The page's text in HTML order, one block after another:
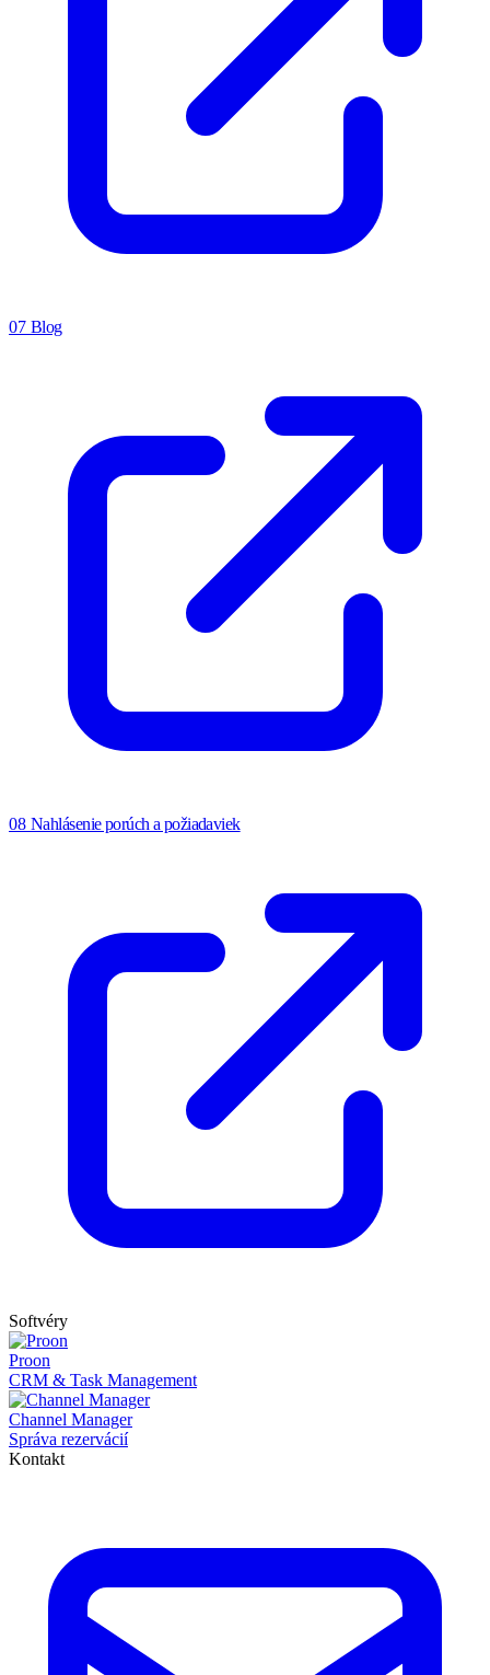
07 Blog
08 Nahlásenie porúch a požiadaviek
Softvéry
Proon
CRM & Task Management
Channel Manager
Správa rezervácií
Kontakt